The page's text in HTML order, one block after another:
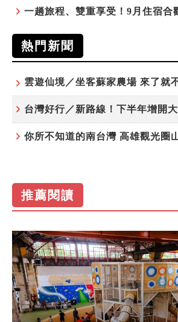
熱門新聞
雲遊仙境／坐客蘇家農場 來了就
你所不知道的南台灣 高雄觀光圈
推薦閱讀